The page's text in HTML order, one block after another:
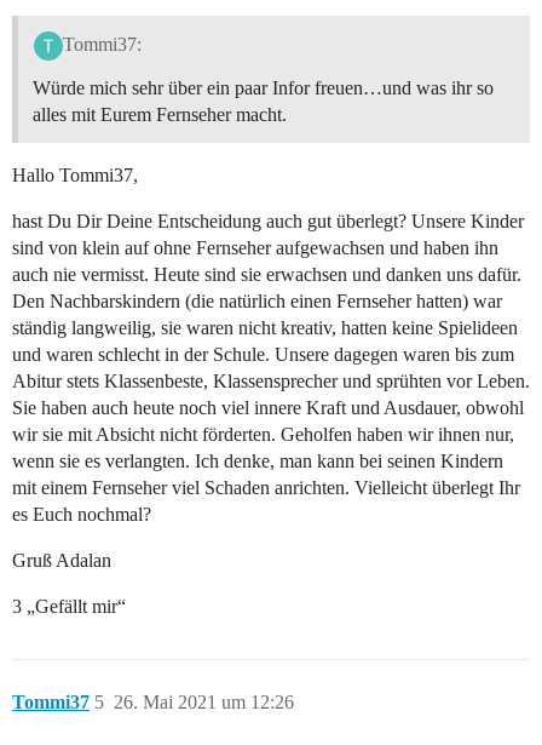
Tommi37:
Würde mich sehr über ein paar Infor freuen…und was ihr so
alles mit Eurem Fernseher macht.
Hallo Tommi37,
hast Du Dir Deine Entscheidung auch gut überlegt? Unsere Kinder
sind von klein auf ohne Fernseher aufgewachsen und haben ihn
auch nie vermisst. Heute sind sie erwachsen und danken uns dafür.
Den Nachbarskindern (die natürlich einen Fernseher hatten) war
ständig langweilig, sie waren nicht kreativ, hatten keine Spielideen
und waren schlecht in der Schule. Unsere dagegen waren bis zum
Abitur stets Klassenbeste, Klassensprecher und sprühten vor Leben.
Sie haben auch heute noch viel innere Kraft und Ausdauer, obwohl
wir sie mit Absicht nicht förderten. Geholfen haben wir ihnen nur,
wenn sie es verlangten. Ich denke, man kann bei seinen Kindern
mit einem Fernseher viel Schaden anrichten. Vielleicht überlegt Ihr
es Euch nochmal?
Gruß Adalan
3 „Gefällt mir“
Tommi37 26. Mai 2021 um 12:26
5